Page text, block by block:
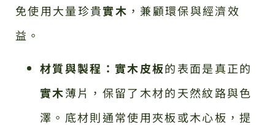
免使用大量珍貴實木 ，兼顧環保與經濟效
益。
材質與製程：實木皮板的表面是真正的
實木薄片，保留了木材的天然紋路與色
澤。底材則通常使用夾板或木心板，提